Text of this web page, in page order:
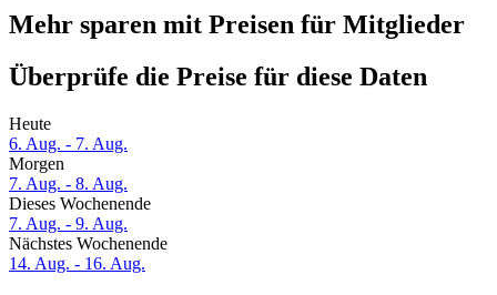
Mehr sparen mit Preisen für Mitglieder
Überprüfe die Preise für diese Daten
Heute
6. Aug. - 7. Aug.
Morgen
7. Aug. - 8. Aug.
Dieses Wochenende
7. Aug. - 9. Aug.
Nächstes Wochenende
14. Aug. - 16. Aug.